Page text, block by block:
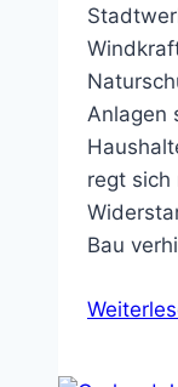
Anlagen
regt sich
Bau